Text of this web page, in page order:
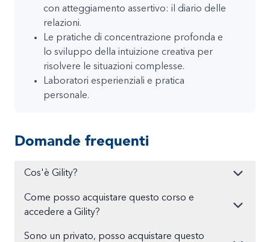
con atteggiamento assertivo: il diario delle
relazioni.
Le pratiche di concentrazione profonda e
lo sviluppo della intuizione creativa per
risolvere le situazioni complesse.
Laboratori esperienziali e pratica
personale.
Domande frequenti
Cos'è Gility?
Come posso acquistare questo corso e
accedere a Gility?
Sono un privato, posso acquistare questo